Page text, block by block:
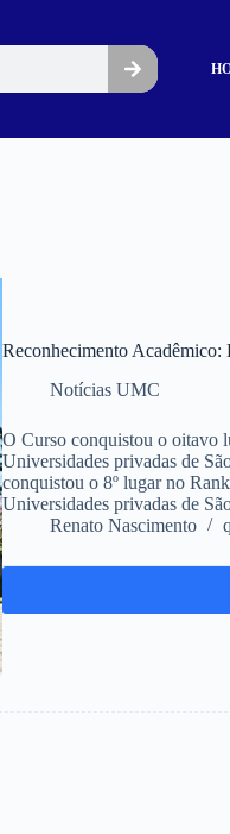
Reconhecimento Acadêmico:
Notícias UMC
O Curso conquistou o oitavo
Universidades privadas de
conquistou o 8º lugar no
Universidades privadas de
Renato Nascimento